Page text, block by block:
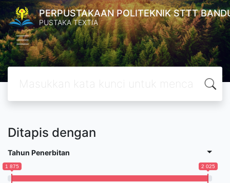
PERPUSTAKAAN POLITEKNIK STTT
PUSTAKA TEXTIA
Ditapis dengan
Tahun Penerbitan
1 875 2 025